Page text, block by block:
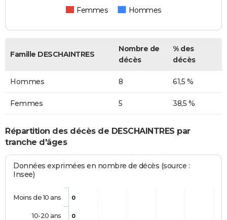
Femmes Hommes
Famille DESCHAINTRES
Nombre de
décès
% des
décès
Hommes 8 61,5 %
Femmes 5 38,5 %
Répartition des décès de DESCHAINTRES par
tranche d'âges
Données exprimées en nombre de décès (source :
Insee)
0
0
Moins de 10 ans
10-20 ans